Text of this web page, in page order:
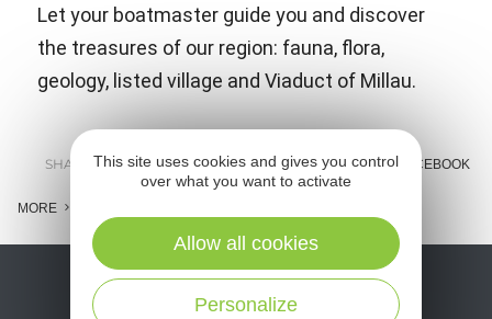
Let your boatmaster guide you and discover
the treasures of our region: fauna, flora,
geology, listed village and Viaduct of Millau.
SHARE : E-MAIL MESSENGER FACEBOOK
MORE
This site uses cookies and gives you control
over what you want to activate
Personalize
Allow all cookies